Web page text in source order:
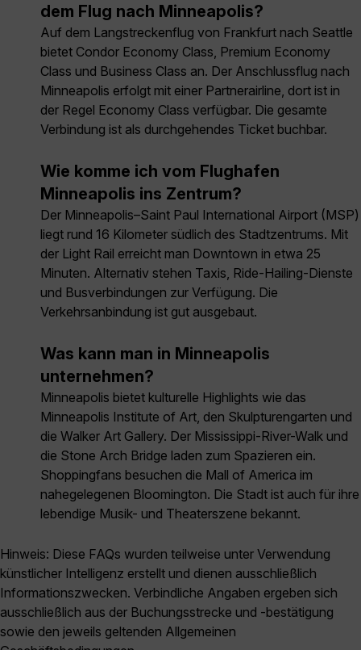
dem Flug nach Minneapolis?
Auf dem Langstreckenflug von Frankfurt nach Seattle
bietet Condor Economy Class, Premium Economy
Class und Business Class an. Der Anschlussflug nach
Minneapolis erfolgt mit einer Partnerairline, dort ist in
der Regel Economy Class verfügbar. Die gesamte
Verbindung ist als durchgehendes Ticket buchbar.
Wie komme ich vom Flughafen
Minneapolis ins Zentrum?
Der Minneapolis–Saint Paul International Airport (MSP)
liegt rund 16 Kilometer südlich des Stadtzentrums. Mit
der Light Rail erreicht man Downtown in etwa 25
Minuten. Alternativ stehen Taxis, Ride-Hailing-Dienste
und Busverbindungen zur Verfügung. Die
Verkehrsanbindung ist gut ausgebaut.
Was kann man in Minneapolis
unternehmen?
Minneapolis bietet kulturelle Highlights wie das
Minneapolis Institute of Art, den Skulpturengarten und
die Walker Art Gallery. Der Mississippi-River-Walk und
die Stone Arch Bridge laden zum Spazieren ein.
Shoppingfans besuchen die Mall of America im
nahegelegenen Bloomington. Die Stadt ist auch für ihre
lebendige Musik- und Theaterszene bekannt.
Hinweis: Diese FAQs wurden teilweise unter Verwendung
künstlicher Intelligenz erstellt und dienen ausschließlich
Informationszwecken. Verbindliche Angaben ergeben sich
ausschließlich aus der Buchungsstrecke und -bestätigung
sowie den jeweils geltenden Allgemeinen